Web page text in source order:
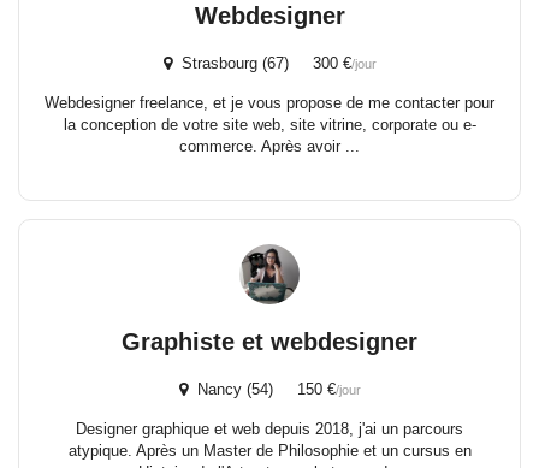
Webdesigner
Strasbourg (67) 300 €/jour
Webdesigner freelance, et je vous propose de me contacter pour
la conception de votre site web, site vitrine, corporate ou e-
commerce. Après avoir ...
Graphiste et webdesigner
Nancy (54) 150 €/jour
Designer graphique et web depuis 2018, j'ai un parcours
atypique. Après un Master de Philosophie et un cursus en